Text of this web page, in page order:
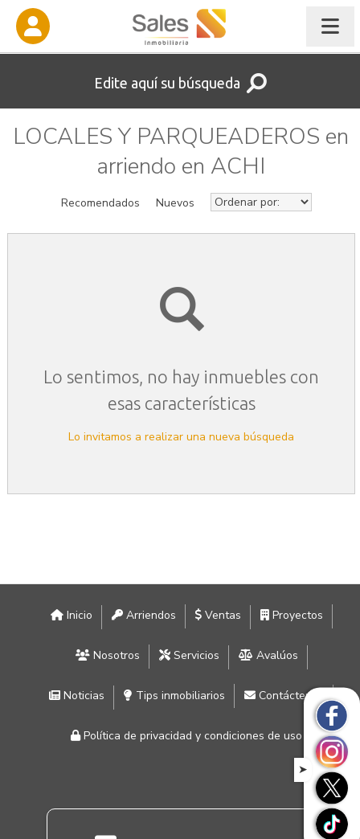
Edite aquí su búsqueda
LOCALES Y PARQUEADEROS en
arriendo en ACHI
Recomendados Nuevos
Lo sentimos, no hay inmuebles con
esas características
Lo invitamos a realizar una nueva búsqueda
Inicio Arriendos Ventas Proyectos
Nosotros Servicios Avalúos
Noticias Tips inmobiliarios Contáctenos
Política de privacidad y condiciones de uso
➤